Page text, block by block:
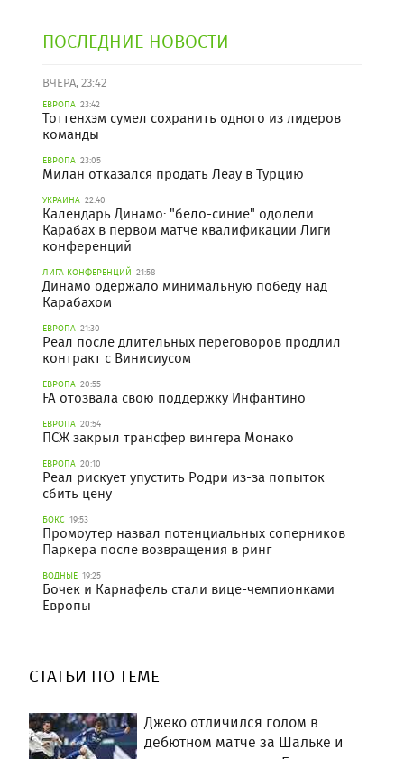
ПОСЛЕДНИЕ НОВОСТИ
ВЧЕРА, 23:42
ЕВРОПА 23:42
Тоттенхэм сумел сохранить одного из лидеров
команды
ЕВРОПА 23:05
Милан отказался продать Леау в Турцию
УКРАИНА 22:40
Календарь Динамо: "бело-синие" одолели
Карабах в первом матче квалификации Лиги
конференций
ЛИГА КОНФЕРЕНЦИЙ 21:58
Динамо одержало минимальную победу над
Карабахом
ЕВРОПА 21:30
Реал после длительных переговоров продлил
контракт с Винисиусом
ЕВРОПА 20:55
FA отозвала свою поддержку Инфантино
ЕВРОПА 20:54
ПСЖ закрыл трансфер вингера Монако
ЕВРОПА 20:10
Реал рискует упустить Родри из-за попыток
сбить цену
БОКС 19:53
Промоутер назвал потенциальных соперников
Паркера после возвращения в ринг
ВОДНЫЕ 19:25
Бочек и Карнафель стали вице-чемпионками
Европы
СТАТЬИ ПО ТЕМЕ
Джеко отличился голом в
дебютном матче за Шальке и